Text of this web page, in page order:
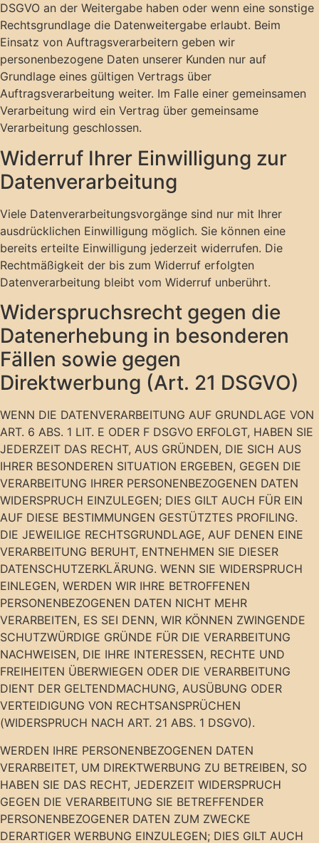
DSGVO an der Weitergabe haben oder wenn eine sonstige
Rechtsgrundlage die Datenweitergabe erlaubt. Beim
Einsatz von Auftragsverarbeitern geben wir
personenbezogene Daten unserer Kunden nur auf
Grundlage eines gültigen Vertrags über
Auftragsverarbeitung weiter. Im Falle einer gemeinsamen
Verarbeitung wird ein Vertrag über gemeinsame
Verarbeitung geschlossen.
Widerruf Ihrer Einwilligung zur
Datenverarbeitung
Viele Datenverarbeitungsvorgänge sind nur mit Ihrer
ausdrücklichen Einwilligung möglich. Sie können eine
bereits erteilte Einwilligung jederzeit widerrufen. Die
Rechtmäßigkeit der bis zum Widerruf erfolgten
Datenverarbeitung bleibt vom Widerruf unberührt.
Widerspruchsrecht gegen die
Datenerhebung in besonderen
Fällen sowie gegen
Direktwerbung (Art. 21 DSGVO)
WENN DIE DATENVERARBEITUNG AUF GRUNDLAGE VON
ART. 6 ABS. 1 LIT. E ODER F DSGVO ERFOLGT, HABEN SIE
JEDERZEIT DAS RECHT, AUS GRÜNDEN, DIE SICH AUS
IHRER BESONDEREN SITUATION ERGEBEN, GEGEN DIE
VERARBEITUNG IHRER PERSONENBEZOGENEN DATEN
WIDERSPRUCH EINZULEGEN; DIES GILT AUCH FÜR EIN
AUF DIESE BESTIMMUNGEN GESTÜTZTES PROFILING.
DIE JEWEILIGE RECHTSGRUNDLAGE, AUF DENEN EINE
VERARBEITUNG BERUHT, ENTNEHMEN SIE DIESER
DATENSCHUTZERKLÄRUNG. WENN SIE WIDERSPRUCH
EINLEGEN, WERDEN WIR IHRE BETROFFENEN
PERSONENBEZOGENEN DATEN NICHT MEHR
VERARBEITEN, ES SEI DENN, WIR KÖNNEN ZWINGENDE
SCHUTZWÜRDIGE GRÜNDE FÜR DIE VERARBEITUNG
NACHWEISEN, DIE IHRE INTERESSEN, RECHTE UND
FREIHEITEN ÜBERWIEGEN ODER DIE VERARBEITUNG
DIENT DER GELTENDMACHUNG, AUSÜBUNG ODER
VERTEIDIGUNG VON RECHTSANSPRÜCHEN
(WIDERSPRUCH NACH ART. 21 ABS. 1 DSGVO).
WERDEN IHRE PERSONENBEZOGENEN DATEN
VERARBEITET, UM DIREKTWERBUNG ZU BETREIBEN, SO
HABEN SIE DAS RECHT, JEDERZEIT WIDERSPRUCH
GEGEN DIE VERARBEITUNG SIE BETREFFENDER
PERSONENBEZOGENER DATEN ZUM ZWECKE
DERARTIGER WERBUNG EINZULEGEN; DIES GILT AUCH